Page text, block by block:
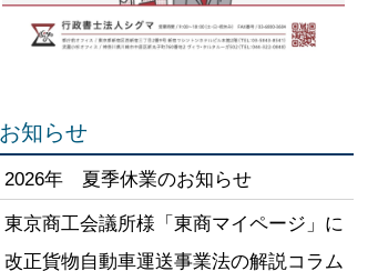
お知らせ
2026年 夏季休業のお知らせ
東京商工会議所様「東商マイページ」に
改正貨物自動車運送事業法の解説コラム